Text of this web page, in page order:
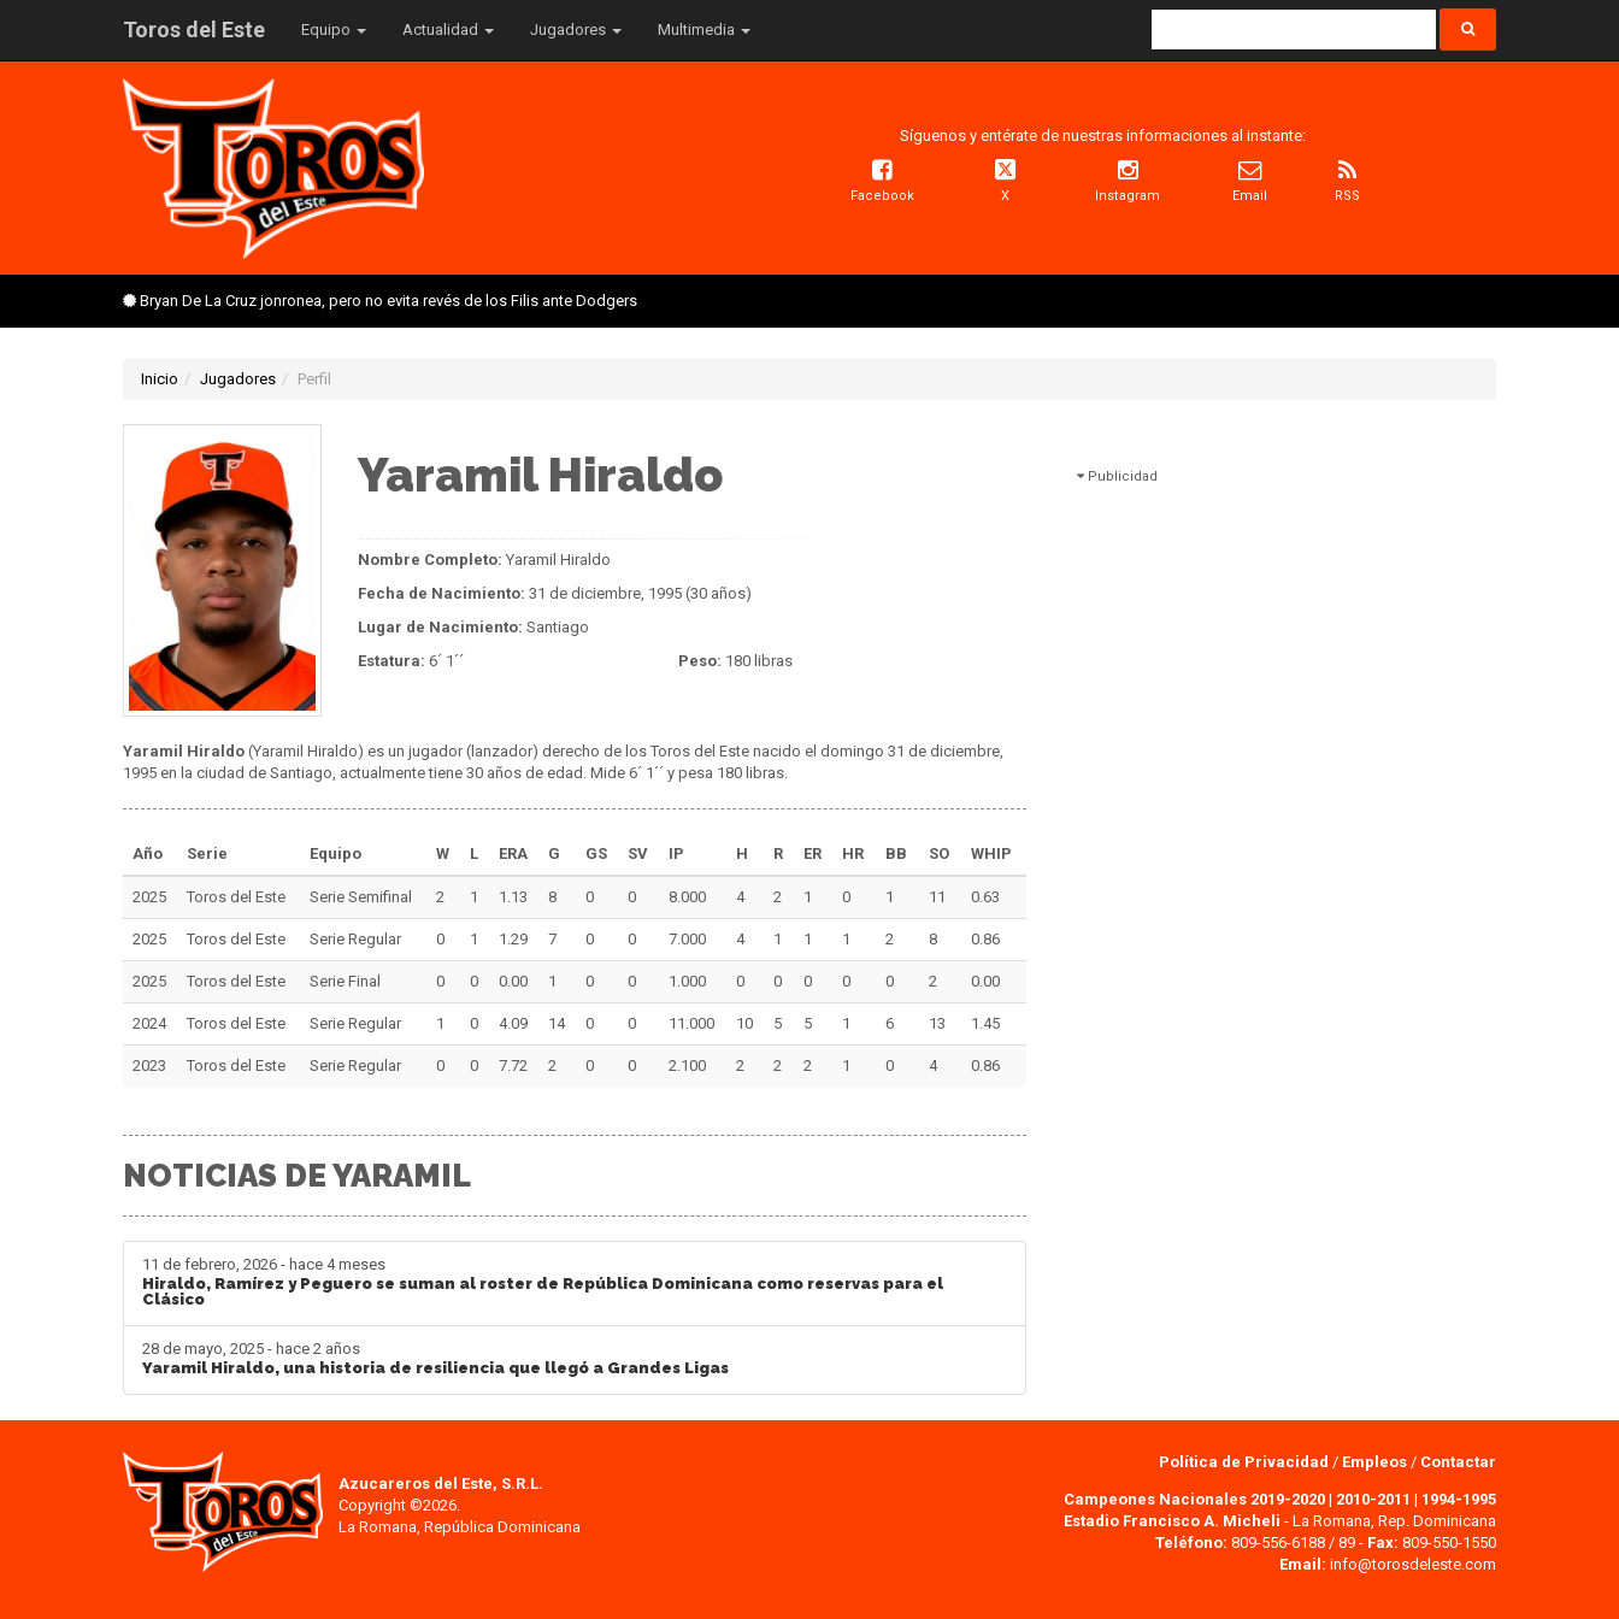
Toros del Este Equipo Actualidad Jugadores Multimedia
Síguenos y entérate de nuestras informaciones al instante:
Facebook X Instagram Email RSS
Bryan De La Cruz jonronea, pero no evita revés de los Filis ante Dodgers
Inicio Jugadores Perfil
Yaramil Hiraldo
Nombre Completo: Yaramil Hiraldo
Fecha de Nacimiento: 31 de diciembre, 1995 (30 años)
Lugar de Nacimiento: Santiago
Estatura: 6´ 1´´ Peso: 180 libras
Yaramil Hiraldo (Yaramil Hiraldo) es un jugador (lanzador) derecho de los Toros del Este nacido el domingo 31 de diciembre,
1995 en la ciudad de Santiago, actualmente tiene 30 años de edad. Mide 6´ 1´´ y pesa 180 libras.
Año Serie Equipo W L ERA G GS SV IP H R ER HR BB SO WHIP
2025 Toros del Este Serie Semifinal 2 1 1.13 8 0 0 8.000 4 2 1 0 1 11 0.63
2025 Toros del Este Serie Regular 0 1 1.29 7 0 0 7.000 4 1 1 1 2 8 0.86
2025 Toros del Este Serie Final 0 0 0.00 1 0 0 1.000 0 0 0 0 0 2 0.00
2024 Toros del Este Serie Regular 1 0 4.09 14 0 0 11.000 10 5 5 1 6 13 1.45
2023 Toros del Este Serie Regular 0 0 7.72 2 0 0 2.100 2 2 2 1 0 4 0.86
NOTICIAS DE YARAMIL
11 de febrero, 2026 - hace 4 meses
Hiraldo, Ramírez y Peguero se suman al roster de República Dominicana como reservas para el
Clásico
28 de mayo, 2025 - hace 2 años
Yaramil Hiraldo, una historia de resiliencia que llegó a Grandes Ligas
Publicidad
Azucareros del Este, S.R.L.
Copyright ©2026.
La Romana, República Dominicana
Política de Privacidad / Empleos / Contactar
Campeones Nacionales 2019-2020 | 2010-2011 | 1994-1995
Estadio Francisco A. Micheli - La Romana, Rep. Dominicana
Teléfono: 809-556-6188 / 89 - Fax: 809-550-1550
Email: info@torosdeleste.com